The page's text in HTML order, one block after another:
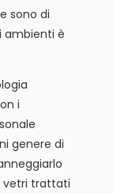
sono di
ambienti è
i
genere di
vetri trattati